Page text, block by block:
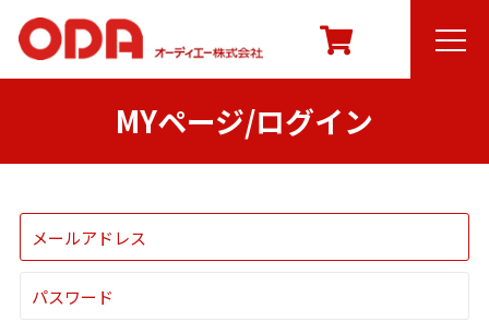
MYページ/ログイン